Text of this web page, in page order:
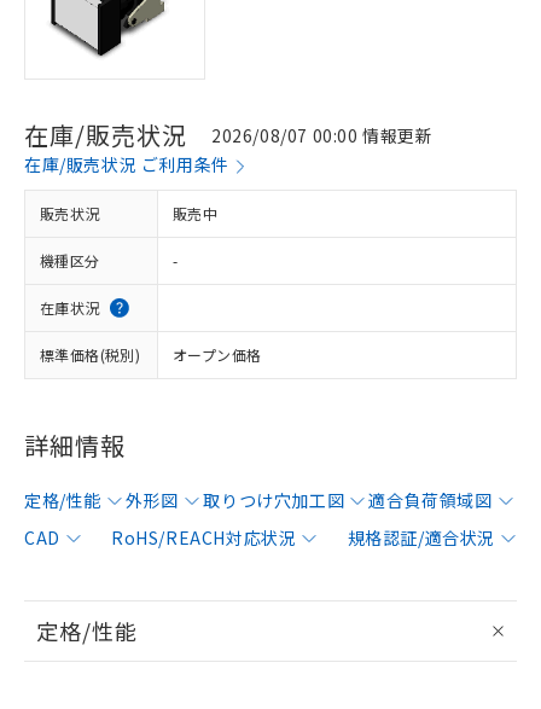
在庫/販売状況
2026/08/07 00:00 情報更新
在庫/販売状況 ご利用条件
販売状況 販売中
機種区分 -
在庫状況
標準価格(税別) オープン価格
詳細情報
定格/性能 外形図 取りつけ穴加工図
適合負荷領域図
CAD
RoHS/REACH対応状況 規格認証/適合状況
定格/性能